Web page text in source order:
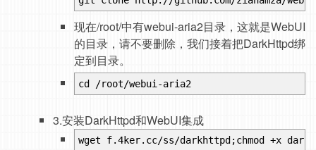
现在/root/中有webui-aria2目录，这就是WebUI
的目录，请不要删除，我们接着把DarkHttpd绑
定到目录。
cd /root/webui-aria2
3.安装DarkHttpd和WebUI集成
wget f.4ker.cc/ss/darkhttpd;chmod +x